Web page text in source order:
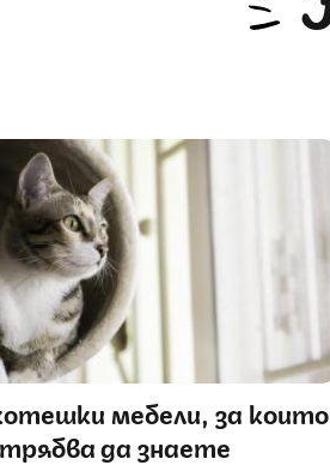
мебели, за които
трябва да знаете